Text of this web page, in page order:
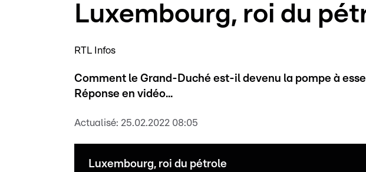
Luxembourg, roi du
RTL Infos
Comment le Grand-Duché est-il devenu la pompe à
Réponse en vidéo...
Actualisé: 25.02.2022 08:05
Luxembourg, roi du pétrole